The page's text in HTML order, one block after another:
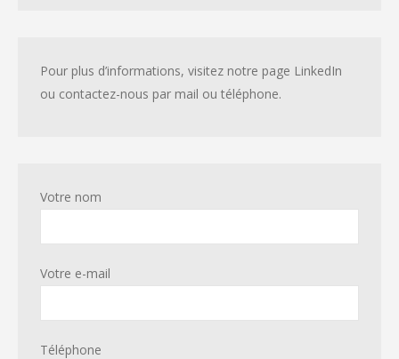
Pour plus d’informations, visitez notre page LinkedIn
ou contactez-nous par mail ou téléphone.
Votre nom
Votre e-mail
Téléphone